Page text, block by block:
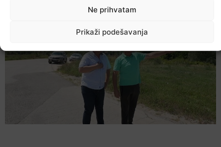
Ne prihvatam
Prikaži podešavanja